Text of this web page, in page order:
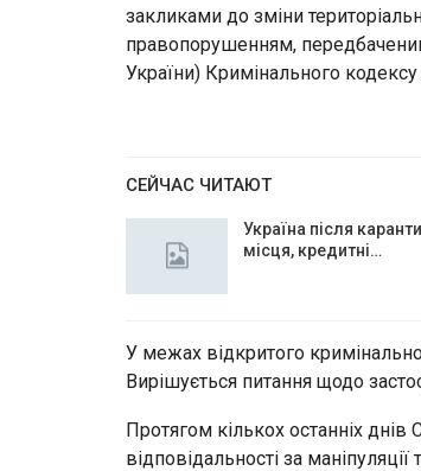
закликами до зміни
правопорушенням, передбаченим
України) Кримінального кодексу
СЕЙЧАС ЧИТАЮТ
Україна після
місця, кредитні…
У межах відкритого
Вирішується питання щодо
Протягом кількох останніх
відповідальності за